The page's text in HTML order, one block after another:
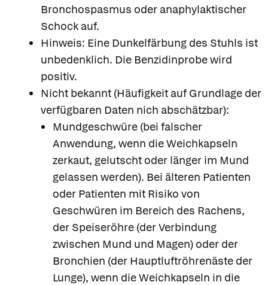
Bronchospasmus oder anaphylaktischer
Schock auf.
Hinweis: Eine Dunkelfärbung des Stuhls ist
unbedenklich. Die Benzidinprobe wird
positiv.
Nicht bekannt (Häufigkeit auf Grundlage der
verfügbaren Daten nich abschätzbar):
Mundgeschwüre (bei falscher
Anwendung, wenn die Weichkapseln
zerkaut, gelutscht oder länger im Mund
gelassen werden). Bei älteren Patienten
oder Patienten mit Risiko von
Geschwüren im Bereich des Rachens,
der Speiseröhre (der Verbindung
zwischen Mund und Magen) oder der
Bronchien (der Hauptluftröhrenäste der
Lunge), wenn die Weichkapseln in die